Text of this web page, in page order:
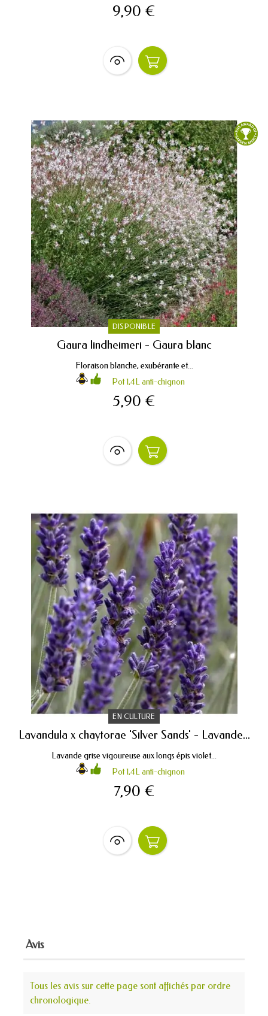
9,90 €
DISPONIBLE
Gaura lindheimeri - Gaura blanc
Floraison blanche, exubérante et...
Pot 1,4L anti-chignon
5,90 €
EN CULTURE
Lavandula x chaytorae 'Silver Sands' - Lavande...
Lavande grise vigoureuse aux longs épis violet...
Pot 1,4L anti-chignon
7,90 €
Avis
Tous les avis sur cette page sont affichés par ordre
chronologique.